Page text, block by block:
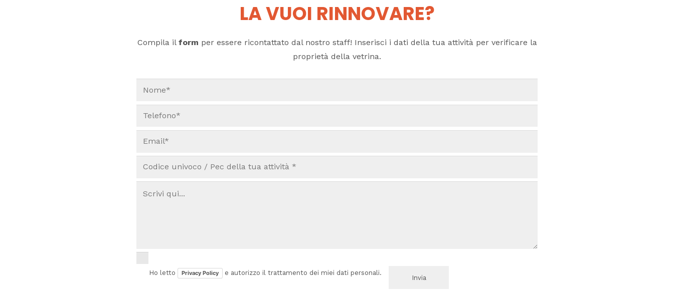
LA VUOI RINNOVARE?
Compila il form per essere ricontattato dal nostro staff! Inserisci i dati della tua attività per verificare la
proprietà della vetrina.
Ho letto Privacy Policy e autorizzo il trattamento dei miei dati personali.